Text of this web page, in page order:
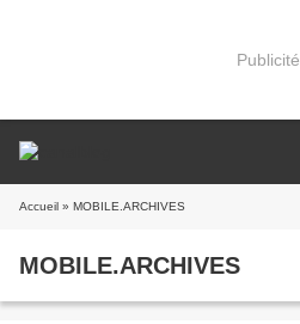
Publicité
Accueil » MOBILE.ARCHIVES
MOBILE.ARCHIVES